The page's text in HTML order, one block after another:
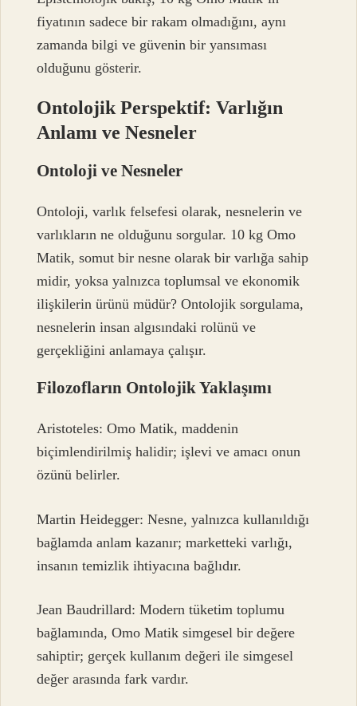
fiyatının sadece bir rakam olmadığını, aynı
zamanda bilgi ve güvenin bir yansıması
olduğunu gösterir.
Ontolojik Perspektif: Varlığın
Anlamı ve Nesneler
Ontoloji ve Nesneler
Ontoloji, varlık felsefesi olarak, nesnelerin ve
varlıkların ne olduğunu sorgular. 10 kg Omo
Matik, somut bir nesne olarak bir varlığa sahip
midir, yoksa yalnızca toplumsal ve ekonomik
ilişkilerin ürünü müdür? Ontolojik sorgulama,
nesnelerin insan algısındaki rolünü ve
gerçekliğini anlamaya çalışır.
Filozofların Ontolojik Yaklaşımı
Aristoteles: Omo Matik, maddenin
biçimlendirilmiş halidir; işlevi ve amacı onun
özünü belirler.
Martin Heidegger: Nesne, yalnızca kullanıldığı
bağlamda anlam kazanır; marketteki varlığı,
insanın temizlik ihtiyacına bağlıdır.
Jean Baudrillard: Modern tüketim toplumu
bağlamında, Omo Matik simgesel bir değere
sahiptir; gerçek kullanım değeri ile simgesel
değer arasında fark vardır.